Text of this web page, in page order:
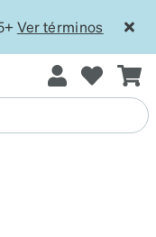
Ver términos